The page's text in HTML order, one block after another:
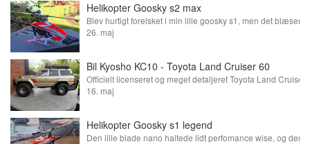
Helikopter Goosky s2 max
26. maj
Bil Kyosho KC10 - Toyota Land Cruiser 60
16. maj
Helikopter Goosky s1 legend